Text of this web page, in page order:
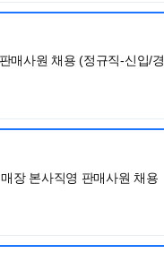
매사원 채용 (정규직-신입/경
장 본사직영 판매사원 채용